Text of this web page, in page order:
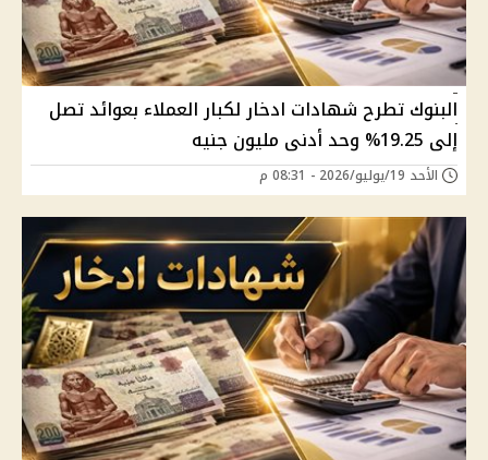
البنوك تطرح شهادات ادخار لكبار العملاء بعوائد تصل
إلى 19.25% وحد أدنى مليون جنيه
الأحد 19/يوليو/2026 - 08:31 م